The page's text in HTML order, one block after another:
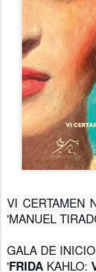
VI CERTAMEN
'MANUEL
'FRIDA KAHLO: